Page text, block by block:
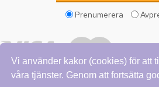
Vi använder kakor (cookies) för att
våra tjänster. Genom att fortsätta
Prenumerera